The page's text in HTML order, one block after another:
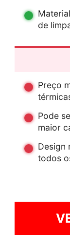
de
Preço
Pode
maior
Design
todos